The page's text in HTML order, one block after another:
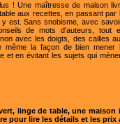
! Une maîtresse de maison
aux recettes, en passant par
est. Sans snobisme, avec
de mots d'auteurs, tout
avec les doigts, des cailles
même la façon de bien mener
et en évitant les sujets qui
linge de table, une maison
pour lire les détails et les prix